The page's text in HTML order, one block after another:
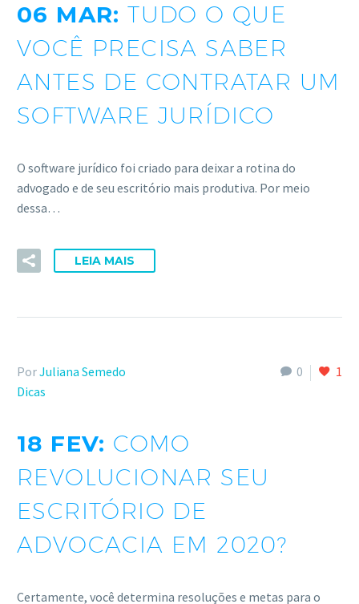
06 MAR:TUDO O QUE
VOCÊ PRECISA SABER
ANTES DE CONTRATAR UM
SOFTWARE JURÍDICO
O software jurídico foi criado para deixar a rotina do
advogado e de seu escritório mais produtiva. Por meio
dessa…
LEIA MAIS
0 1
PorJuliana Semedo
Dicas
18 FEV: COMO
REVOLUCIONAR SEU
ESCRITÓRIO DE
ADVOCACIA EM 2020?
Certamente, você determina resoluções e metas para o